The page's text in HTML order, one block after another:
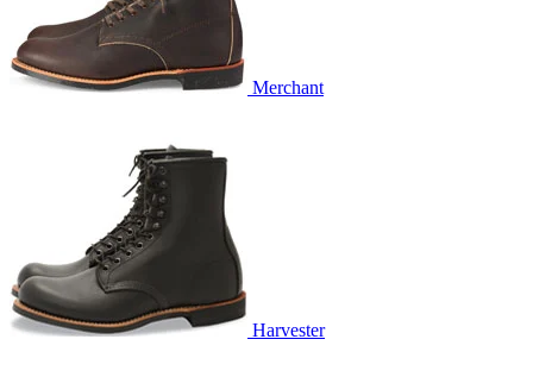
Merchant
Harvester